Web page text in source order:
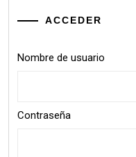
ACCEDER
Nombre de usuario
Contraseña